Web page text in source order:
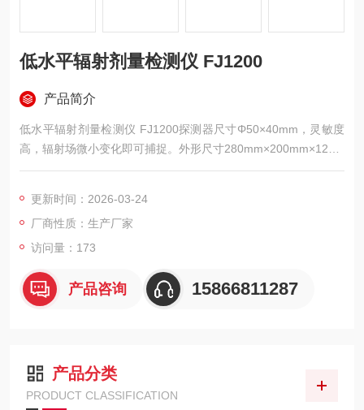
低水平辐射剂量检测仪 FJ1200
产品简介
低水平辐射剂量检测仪 FJ1200探测器尺寸Φ50×40mm，灵敏度
高，辐射场微小变化即可捕捉。外形尺寸280mm×200mm×120m
m，结构紧凑，是放射源与射线装置使用单位辐射安全管理的常
更新时间：2026-03-24
厂商性质：生产厂家
访问量：173
产品咨询 15866811287
产品分类
PRODUCT CLASSIFICATION